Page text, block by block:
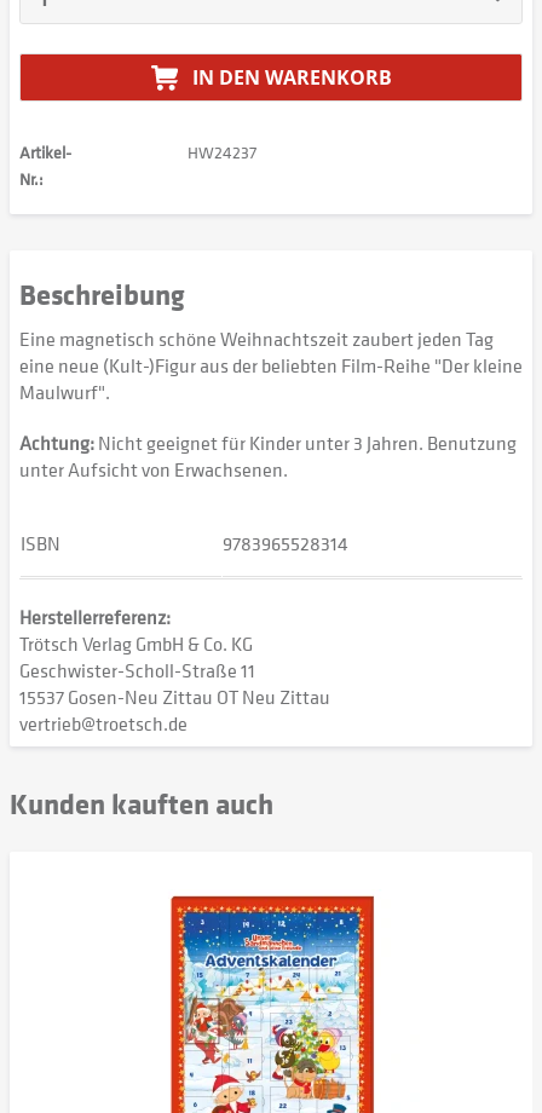
IN DEN WARENKORB
Artikel-
Nr.:
HW24237
Beschreibung
Eine magnetisch schöne Weihnachtszeit zaubert jeden Tag
eine neue (Kult-)Figur aus der beliebten Film-Reihe "Der kleine
Maulwurf".
Achtung:Nicht geeignet für Kinder unter 3 Jahren. Benutzung
unter Aufsicht von Erwachsenen.
ISBN 9783965528314
Herstellerreferenz:
Trötsch Verlag GmbH & Co. KG
Geschwister-Scholl-Straße 11
15537 Gosen-Neu Zittau OT Neu Zittau
vertrieb@troetsch.de
Kunden kauften auch